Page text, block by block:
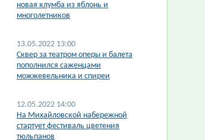
новая клумба из яблонь и
многолетников
13.05.2022 13:00
Сквер за театром оперы и балета
пополнился саженцами
можжевельника и спиреи
12.05.2022 14:00
На Михайловской набережной
стартует фестиваль цветения
тюльпанов